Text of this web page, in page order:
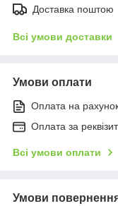
Доставка поштою
Всі умови доставки
Умови оплати
Оплата на
Оплата за
Всі умови оплати
Умови